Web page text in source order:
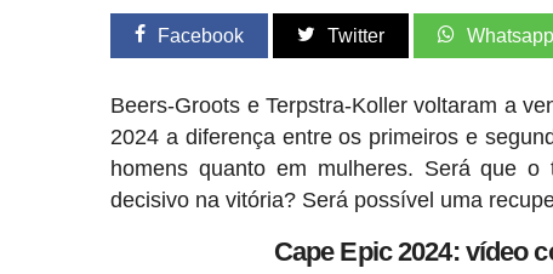
Facebook Twitter Whatsapp
Beers-Groots e Terpstra-Koller voltaram a
2024 a diferença entre os primeiros e
homens quanto em mulheres. Será que
decisivo na vitória? Será possível uma
Cape Epic 2024: vídeo